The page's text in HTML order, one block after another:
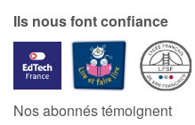
Ils nous font confiance
Nos abonnés témoignent